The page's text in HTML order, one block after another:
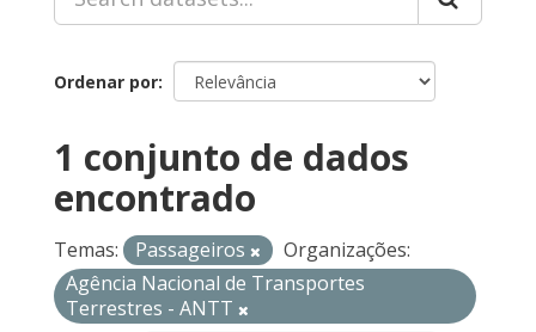
Ordenar por
1 conjunto de dados
encontrado
Temas: Passageiros
Organizações:
Agência Nacional de Transportes
Terrestres - ANTT